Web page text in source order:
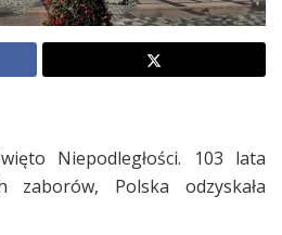
Niepodległości. 103 lata
Polska odzyskała